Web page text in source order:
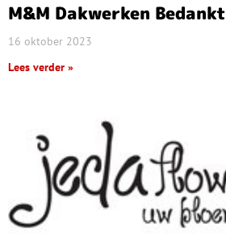
M&M Dakwerken Bedankt
16 oktober 2023
Lees verder »